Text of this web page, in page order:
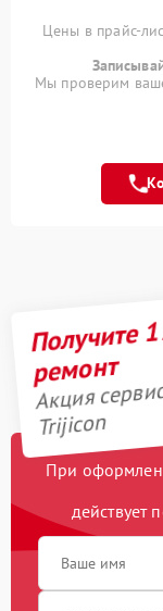
Замена
Ремонт
дальнометра
Замена
Калибровка и
Ремонт
лучевой
Замена
логики
Замена
Цены в прайс-
Мы проверим
Получите
ремонт
Акция
Trijicon
При
действует